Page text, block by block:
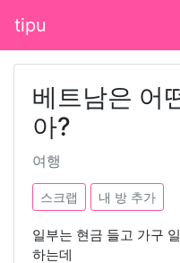
tipu
베트남은 어
아?
여행
스크랩 내 방 추가
일부는 현금 들고 가구
하는데